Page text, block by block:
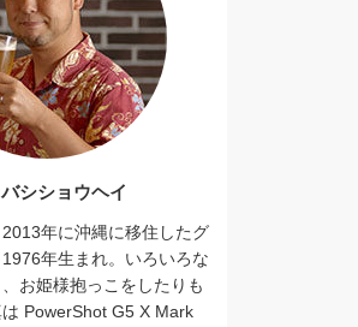
シショウヘイ
年に沖縄に移住したグ
年生まれ。いろいろな
お姫様抱っこをしたりも
PowerShot G5 X Mark